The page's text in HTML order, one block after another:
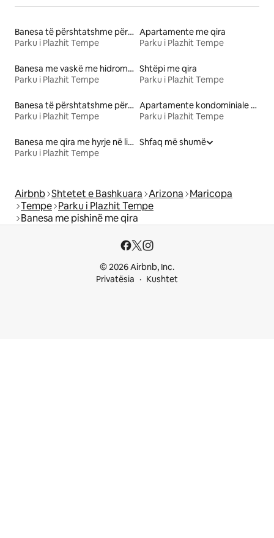
Banesa të përshtatshme për familje me qira
Parku i Plazhit Tempe
Apartamente me qira
Parku i Plazhit Tempe
Banesa me vaskë me hidromasazh me qira
Parku i Plazhit Tempe
Shtëpi me qira
Parku i Plazhit Tempe
Banesa të përshtatshme për kafshë me qira
Parku i Plazhit Tempe
Apartamente kondominiale me qira
Parku i Plazhit Tempe
Banesa me qira me hyrje në liqen
Parku i Plazhit Tempe
Shfaq më shumë
Airbnb Shtetet e Bashkuara Arizona Maricopa
Tempe Parku i Plazhit Tempe
Banesa me pishinë me qira
© 2026 Airbnb, Inc.
Privatësia
Kushtet